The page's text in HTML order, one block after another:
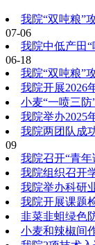
我院“双吨粮”
07-06
我院中低产田
06-18
我院“双吨粮”
我院开展2026
小麦“一喷三防
我院举办2025
我院两团队成
09
我院召开“青
我院组织召开
我院举办科研
我院开展课题
韭菜韭蛆绿色
小麦和辣椒间